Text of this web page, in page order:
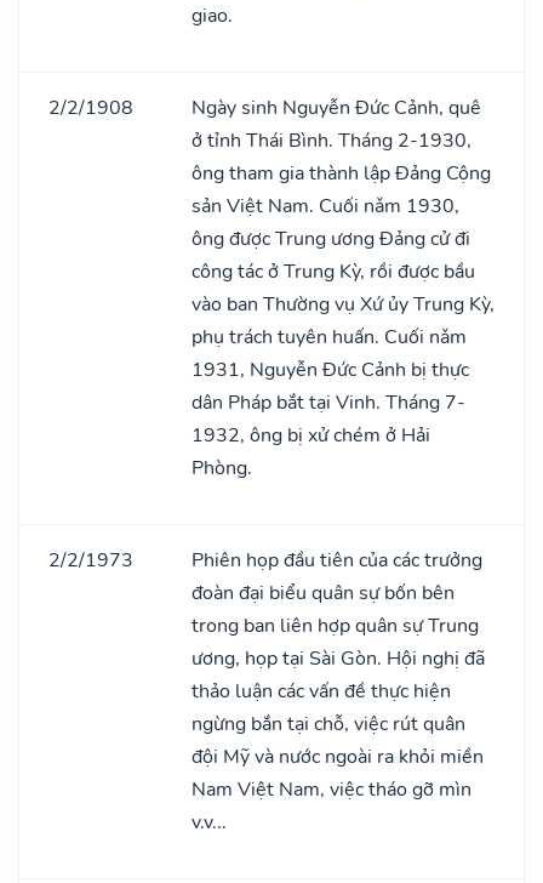
giao.
2/2/1908
Ngày sinh Nguyễn Đức Cảnh, quê
ở tỉnh Thái Bình. Tháng 2-1930,
ông tham gia thành lập Đảng Cộng
sản Việt Nam. Cuối nǎm 1930,
ông được Trung ương Đảng cử đi
công tác ở Trung Kỳ, rồi được bầu
vào ban Thường vụ Xứ ủy Trung Kỳ,
phụ trách tuyên huấn. Cuối nǎm
1931, Nguyễn Đức Cảnh bị thực
dân Pháp bắt tại Vinh. Tháng 7-
1932, ông bị xử chém ở Hải
Phòng.
2/2/1973
Phiên họp đầu tiên của các trưởng
đoàn đại biểu quân sự bốn bên
trong ban liên hợp quân sự Trung
ương, họp tại Sài Gòn. Hội nghị đã
thảo luận các vấn đề thực hiện
ngừng bắn tại chỗ, việc rút quân
đội Mỹ và nước ngoài ra khỏi miền
Nam Việt Nam, việc tháo gỡ mìn
v.v...